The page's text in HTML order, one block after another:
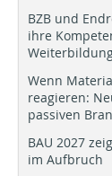
BZB und
ihre
Wenn
reagieren:
passiven
BAU 2027
im Aufbruch